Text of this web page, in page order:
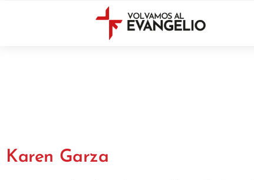
Karen Garza